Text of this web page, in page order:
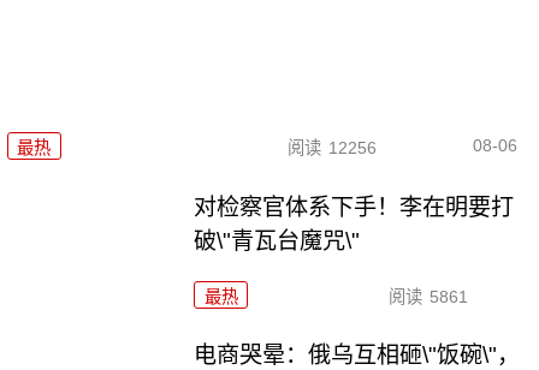
最热 阅读 12256 08-06
对检察官体系下手！李在明要打
破\"青瓦台魔咒\"
最热 阅读 5861
电商哭晕：俄乌互相砸\"饭碗\"，